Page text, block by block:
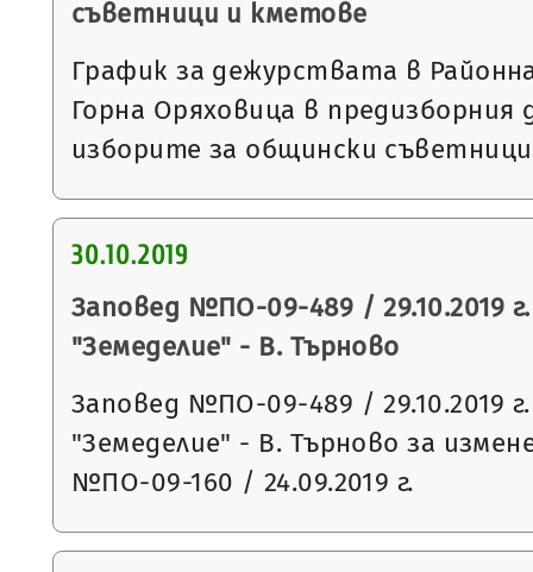
съветници и кметове
График за дежурствата в
Горна Оряховица в предизборния
изборите за общински
30.10.2019
Заповед №ПО-09-489 / 29.10.2019
"Земеделие" - В. Търново
Заповед №ПО-09-489 / 29.10.2019
"Земеделие" - В. Търново за
№ПО-09-160 / 24.09.2019 г.